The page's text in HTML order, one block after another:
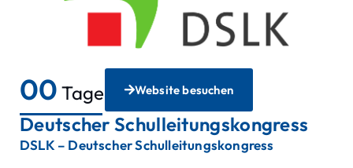
00 Tage Website besuchen
Deutscher Schulleitungskongress
DSLK – Deutscher Schulleitungskongress